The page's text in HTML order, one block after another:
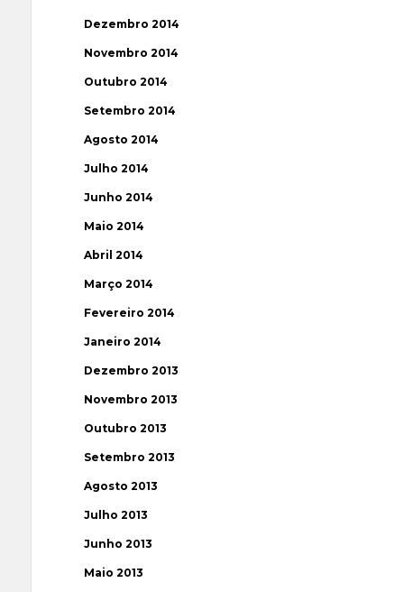
Dezembro 2014
Novembro 2014
Outubro 2014
Setembro 2014
Agosto 2014
Julho 2014
Junho 2014
Maio 2014
Abril 2014
Março 2014
Fevereiro 2014
Janeiro 2014
Dezembro 2013
Novembro 2013
Outubro 2013
Setembro 2013
Agosto 2013
Julho 2013
Junho 2013
Maio 2013